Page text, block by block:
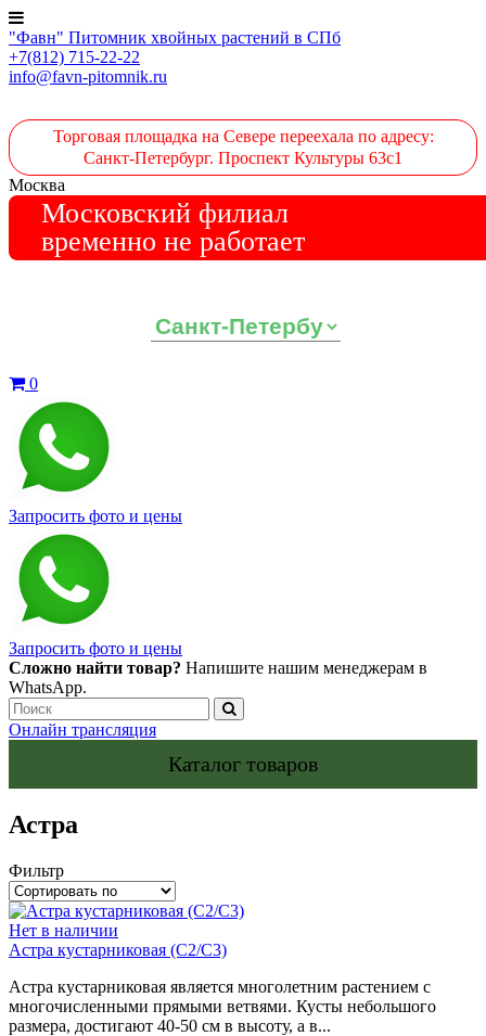
"Фавн" Питомник хвойных растений в СПб
+7(812) 715-22-22
info@favn-pitomnik.ru
Торговая площадка на Севере переехала по адресу:
Санкт-Петербург. Проспект Культуры 63с1
Москва
Московский филиал
временно не работает
0
Запросить фото и цены
Запросить фото и цены
Сложно найти товар? Напишите нашим менеджерам в
WhatsApp.
Онлайн трансляция
Каталог товаров
Астра
Фильтр
Нет в наличии
Астра кустарниковая (С2/С3)
Астра кустарниковая является многолетним растением с
многочисленными прямыми ветвями. Кусты небольшого
размера, достигают 40-50 см в высоту, а в...